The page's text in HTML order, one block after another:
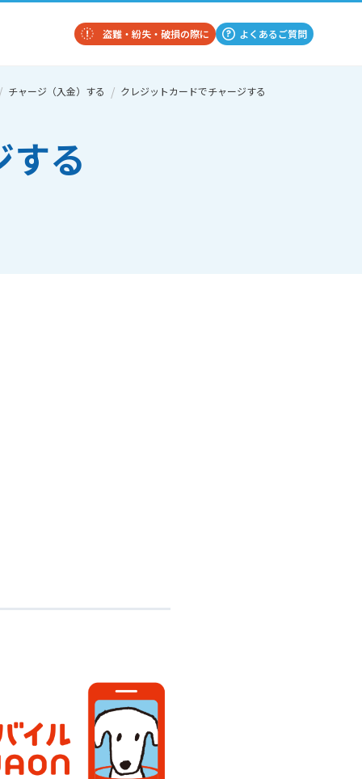
盗難・紛失・破損の際に よくあるご質問
チャージ（入金）する クレジットカードでチャージする
する